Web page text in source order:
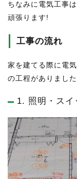
ちなみに電気工事
頑張ります!
工事の流れ
家を建てる際に電
の工程がありました
1. 照明・スイ